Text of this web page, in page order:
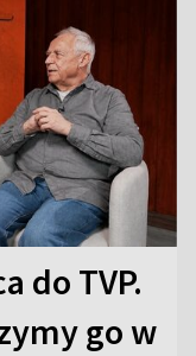
do TVP.
go w